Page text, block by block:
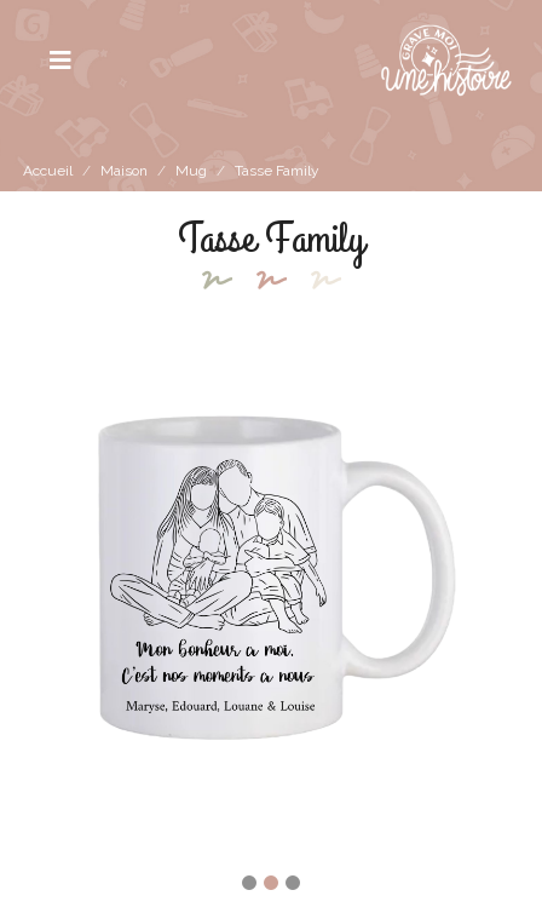
Accueil / Maison / Mug / Tasse Family
Tasse Family